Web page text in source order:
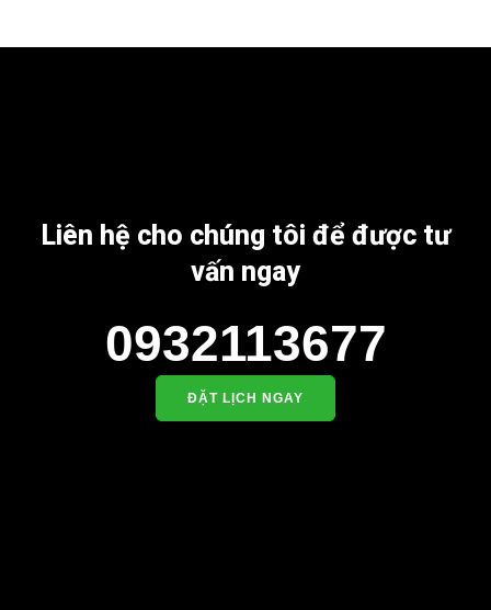
Liên hệ cho chúng tôi để được tư
vấn ngay
0932113677
ĐẶT LỊCH NGAY